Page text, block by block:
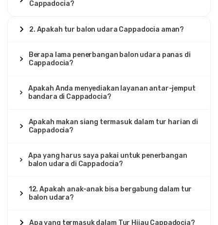
Cappadocia?
2. Apakah tur balon udara Cappadocia aman?
Berapa lama penerbangan balon udara panas di
Cappadocia?
Apakah Anda menyediakan layanan antar-jemput
bandara di Cappadocia?
Apakah makan siang termasuk dalam tur harian di
Cappadocia?
Apa yang harus saya pakai untuk penerbangan
balon udara di Cappadocia?
12. Apakah anak-anak bisa bergabung dalam tur
balon udara?
Apa yang termasuk dalam Tur Hijau Cappadocia?